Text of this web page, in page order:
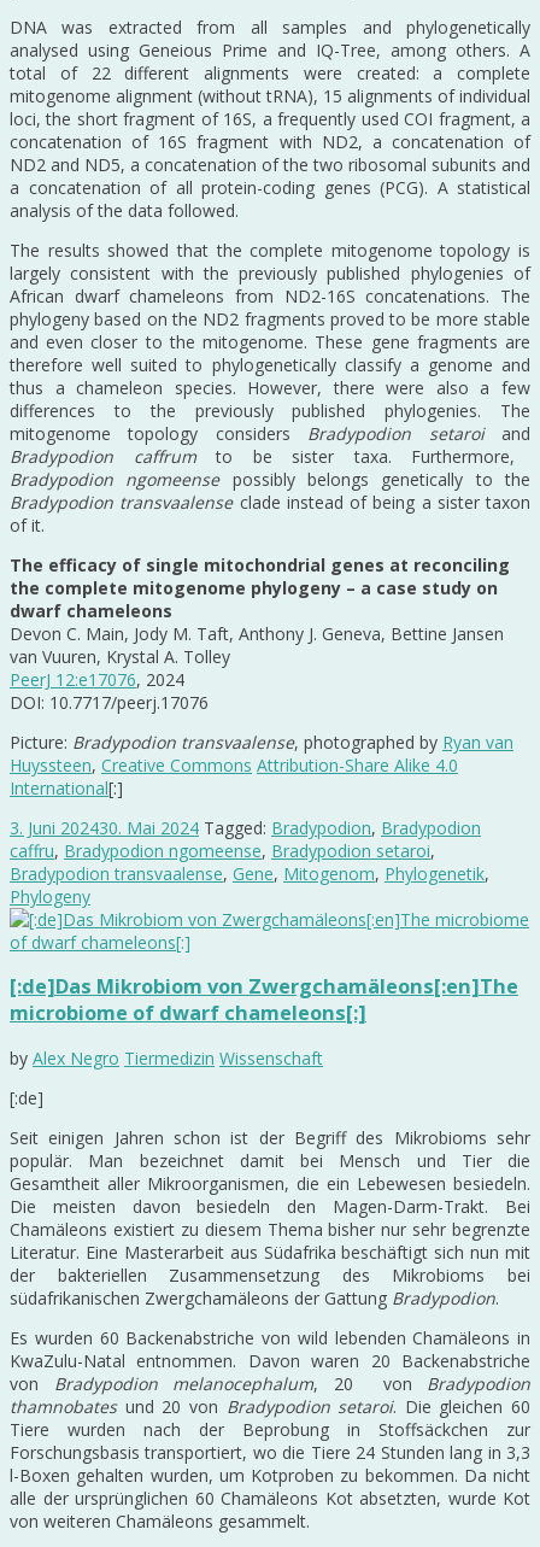
DNA was extracted from all samples and phylogenetically
analysed using Geneious Prime and IQ-Tree, among others. A
total of 22 different alignments were created: a complete
mitogenome alignment (without tRNA), 15 alignments of individual
loci, the short fragment of 16S, a frequently used COI fragment, a
concatenation of 16S fragment with ND2, a concatenation of
ND2 and ND5, a concatenation of the two ribosomal subunits and
a concatenation of all protein-coding genes (PCG). A statistical
analysis of the data followed.
The results showed that the complete mitogenome topology is
largely consistent with the previously published phylogenies of
African dwarf chameleons from ND2-16S concatenations. The
phylogeny based on the ND2 fragments proved to be more stable
and even closer to the mitogenome. These gene fragments are
therefore well suited to phylogenetically classify a genome and
thus a chameleon species. However, there were also a few
differences to the previously published phylogenies. The
mitogenome topology considers Bradypodion setaroiand
Bradypodion caffrumto be sister taxa. Furthermore,
Bradypodion ngomeensepossibly belongs genetically to the
Bradypodion transvaalenseclade instead of being a sister taxon
of it.
The efficacy of single mitochondrial genes at reconciling
the complete mitogenome phylogeny – a case study on
dwarf chameleons
Devon C. Main, Jody M. Taft, Anthony J. Geneva, Bettine Jansen
van Vuuren, Krystal A. Tolley
PeerJ 12:e17076, 2024
DOI: 10.7717/peerj.17076
Picture: Bradypodion transvaalense, photographed by Ryan van
Huyssteen, Creative Commons Attribution-Share Alike 4.0
International[:]
3. Juni 202430. Mai 2024 Tagged: Bradypodion, Bradypodion
caffru, Bradypodion ngomeense, Bradypodion setaroi,
Bradypodion transvaalense, Gene, Mitogenom, Phylogenetik,
Phylogeny
[:de]Das Mikrobiom von Zwergchamäleons[:en]The
microbiome of dwarf chameleons[:]
by Alex Negro Tiermedizin Wissenschaft
[:de]
Seit einigen Jahren schon ist der Begriff des Mikrobioms sehr
populär. Man bezeichnet damit bei Mensch und Tier die
Gesamtheit aller Mikroorganismen, die ein Lebewesen besiedeln.
Die meisten davon besiedeln den Magen-Darm-Trakt. Bei
Chamäleons existiert zu diesem Thema bisher nur sehr begrenzte
Literatur. Eine Masterarbeit aus Südafrika beschäftigt sich nun mit
der bakteriellen Zusammensetzung des Mikrobioms bei
südafrikanischen Zwergchamäleons der Gattung Bradypodion.
Es wurden 60 Backenabstriche von wild lebenden Chamäleons in
KwaZulu-Natal entnommen. Davon waren 20 Backenabstriche
von Bradypodion melanocephalum, 20 von Bradypodion
thamnobatesund 20 von Bradypodion setaroi. Die gleichen 60
Tiere wurden nach der Beprobung in Stoffsäckchen zur
Forschungsbasis transportiert, wo die Tiere 24 Stunden lang in 3,3
l-Boxen gehalten wurden, um Kotproben zu bekommen. Da nicht
alle der ursprünglichen 60 Chamäleons Kot absetzten, wurde Kot
von weiteren Chamäleons gesammelt.